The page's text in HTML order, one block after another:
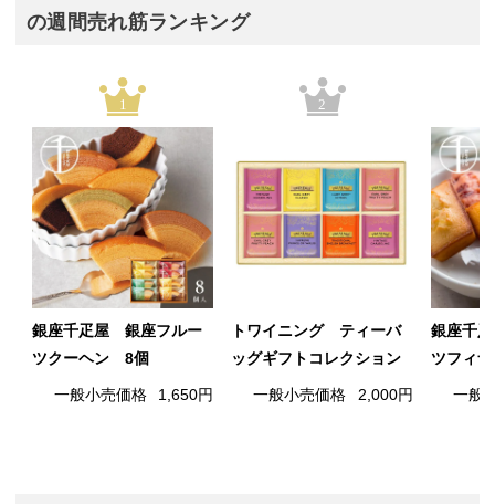
の週間売れ筋ランキング
1
銀座千疋屋 銀座フルー
ツクーヘン 8個
一般小売価格 1,650円
2
トワイニング ティーバ
ッグギフトコレクション
一般小売価格 2,000円
銀座千
ツフィ
一般